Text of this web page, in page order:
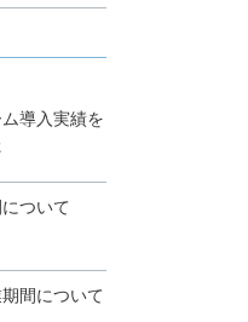
導入実績を
ついて
間について